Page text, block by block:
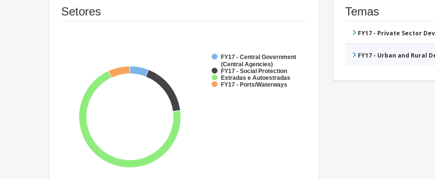
Setores
FY17 - Central Government
(Central Agencies)
FY17 - Social Protection
Estradas e Autoestradas
FY17 - Ports/Waterways
Temas
FY17 - Private Sector
FY17 - Urban and Rural